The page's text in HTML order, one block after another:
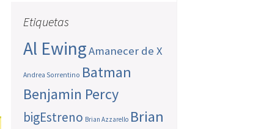
Etiquetas
Al EwingAmanecer de X
Andrea Sorrentino Batman
Benjamin Percy
bigEstreno Brian Azzarello Brian